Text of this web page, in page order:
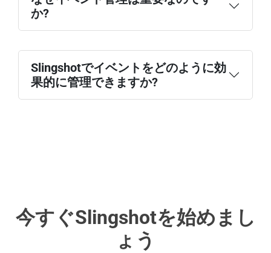
か?
Slingshotでイベントをどのように効
果的に管理できますか?
今すぐSlingshotを始めまし
ょう